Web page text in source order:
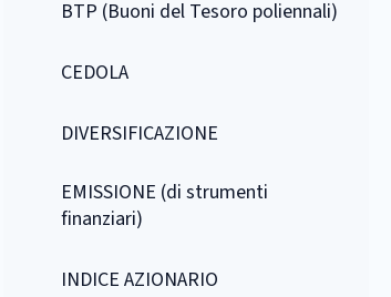
BTP (Buoni del Tesoro poliennali)
CEDOLA
DIVERSIFICAZIONE
EMISSIONE (di strumenti
finanziari)
INDICE AZIONARIO